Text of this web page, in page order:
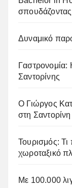
Δυναμικό
Σαντορίνης
Ο Γιώργος
στη Σαντορίνη
Τουρισμός: Τι
χωροταξικό
Με 100.000